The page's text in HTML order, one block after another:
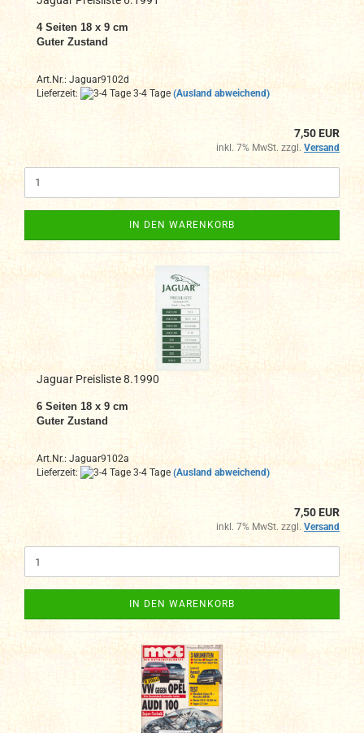
4 Seiten 18 x 9 cm
Guter Zustand
Art.Nr.: Jaguar9102d
Lieferzeit:
3-4 Tage (Ausland abweichend)
7,50 EUR
inkl. 7% MwSt. zzgl.Versand
IN DEN WARENKORB
Jaguar Preisliste 8.1990
6 Seiten 18 x 9 cm
Guter Zustand
Art.Nr.: Jaguar9102a
Lieferzeit:
3-4 Tage (Ausland abweichend)
7,50 EUR
inkl. 7% MwSt. zzgl.Versand
IN DEN WARENKORB